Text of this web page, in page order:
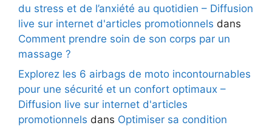
du stress et de l’anxiété au quotidien – Diffusion
live sur internet d'articles promotionnels dans
Comment prendre soin de son corps par un
massage ?
Explorez les 6 airbags de moto incontournables
pour une sécurité et un confort optimaux –
Diffusion live sur internet d'articles
promotionnels dans Optimiser sa condition